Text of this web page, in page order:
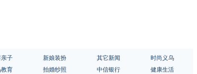
子 新娘装扮 其它新闻
时尚义乌
教育 拍婚纱照 中信银行 健康生活